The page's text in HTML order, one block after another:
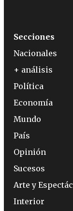
Secciones
Nacionales
+ análisis
Política
Economía
Mundo
País
Opinión
Sucesos
Arte y
Interior